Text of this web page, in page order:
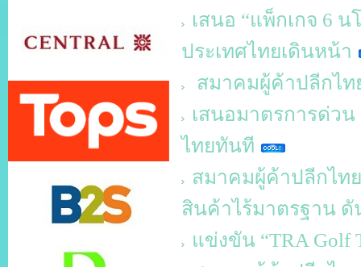
เสนอ “แพ็กเกจ 6
ประเทศไทยเดินหน้า
สมาคมผู้ค้าปลีกไท
เสนอมาตรการด่วน
ไทยทันที
สมาคมผู้ค้าปลีกไท
สินค้าไร้มาตรฐาน
แข่งขัน “TRA Golf